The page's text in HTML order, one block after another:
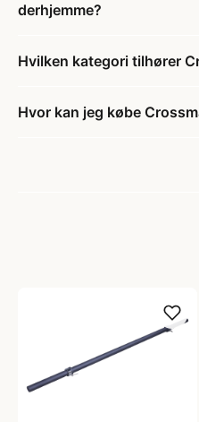
derhjemme?
Hvilken kategori tilhører
Hvor kan jeg købe